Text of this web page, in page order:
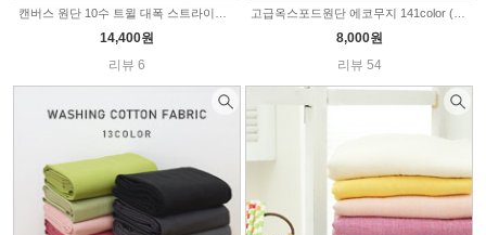
14,400원
리뷰 6
8,000원
리뷰 54